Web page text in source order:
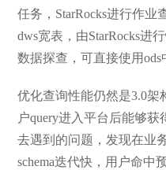
任务，StarRocks进行作
dws宽表，由StarRocks进
数据探查，可直接使用ods
优化查询性能仍然是3.0架
户query进入平台后能够
去遇到的问题，发现在业
schema迭代快，用户命中